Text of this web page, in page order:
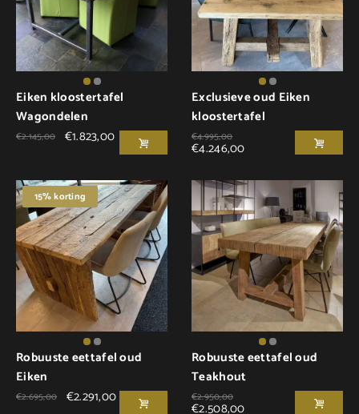
Eiken kloostertafel
Wagondelen
€2.145,00 €1.823,00
Exclusieve oud Eiken
kloostertafel
€4.995,00
€4.246,00
15% korting
Robuuste eettafel oud
Eiken
€2.695,00 €2.291,00
Robuuste eettafel oud
Teakhout
€2.950,00
€2.508,00